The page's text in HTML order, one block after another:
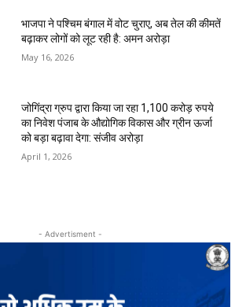
भाजपा ने पश्चिम बंगाल में वोट चुराए, अब तेल की कीमतें
बढ़ाकर लोगों को लूट रही है: अमन अरोड़ा
May 16, 2026
जोगिंद्रा ग्रुप द्वारा किया जा रहा 1,100 करोड़ रुपये
का निवेश पंजाब के औद्योगिक विकास और ग्रीन ऊर्जा
को बड़ा बढ़ावा देगा: संजीव अरोड़ा
April 1, 2026
- Advertisment -